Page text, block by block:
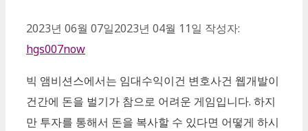
2023년 06월 07일2023년 04월 11일 작성자:
hgs007now
빅 앰비션스에서는 임대수익이건 변호사건 웹개발이
건간에 돈을 벌기가 참으로 어려운 게임입니다. 하지
만 투자를 통해서 돈을 복사할 수 있다면 어떻게 하시